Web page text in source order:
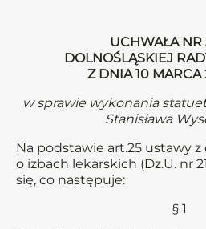
UCHWAŁA NR
DOLNOŚLĄSKIEJ
Z DNIA 10 MARCA
w sprawie wykonania
Stanisława
Na podstawie art.25 ustawy
o izbach lekarskich (Dz.U. nr
się, co następuje:
§ 1